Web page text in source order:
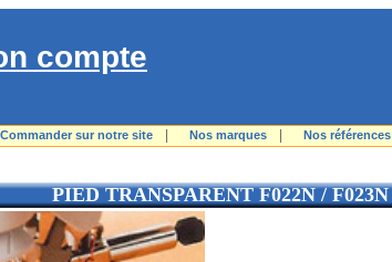
compte
Commander sur notre site Nos marques Nos références
PIED TRANSPARENT F022N / F023N